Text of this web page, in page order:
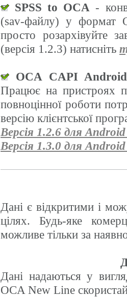
SPSS to OCA -
(sav-файлу) у формат
просто розархівуйте
(версія 1.2.3) натисніть
OCA CAPI Android
Працює на пристроях
повноцінної роботи
версію клієнтської
Версія 1.2.6 для
Версія 1.3.0 для
Дані є відкритими і
цілях. Будь-яке
можливе тільки за
Дані надаються у
OCA New Line